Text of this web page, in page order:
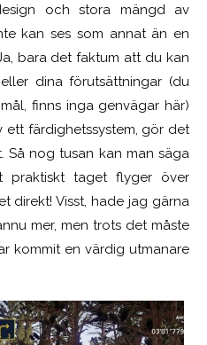
och stora mängd av
kan ses som annat än en
bara detfaktum att du kan
dina förutsättningar (du
finns inga genvägar här)
ett färdighetssystem, gör det
Så nog tusan kan man säga
taget flyger över
direkt! Visst, hade jag gärna
mer, men trots det måste
kommit en värdig utmanare